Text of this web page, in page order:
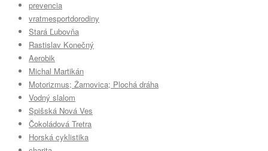
prevencia
vratmesportdorodiny
Stará Ľubovňa
Rastislav Konečný
Aerobik
Michal Martikán
Motorizmus; Žarnovica; Plochá dráha
Vodný slalom
Spišská Nová Ves
Čokoládová Tretra
Horská cyklistika